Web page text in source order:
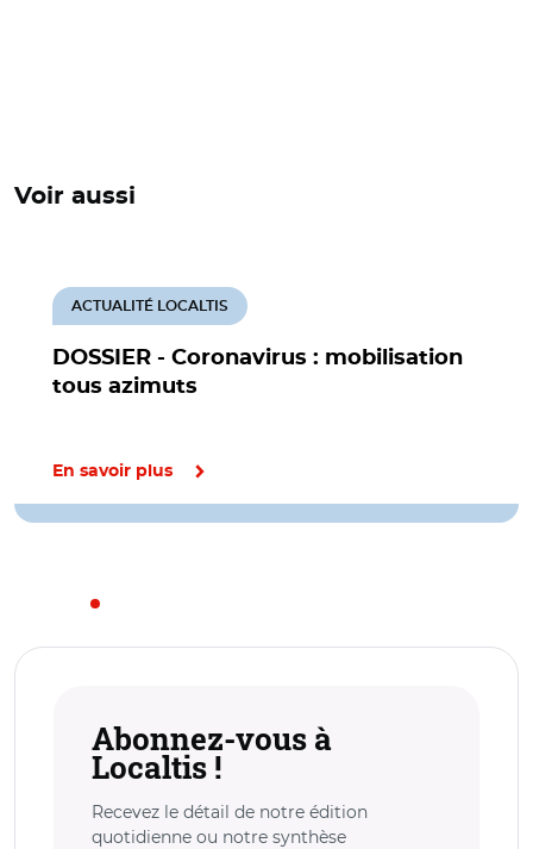
Voir aussi
DOSSIER - Coronavirus : mobilisation
tous azimuts
ACTUALITÉ LOCALTIS
En savoir plus
Abonnez-vous à
Localtis !
Recevez le détail de notre édition
quotidienne ou notre synthèse